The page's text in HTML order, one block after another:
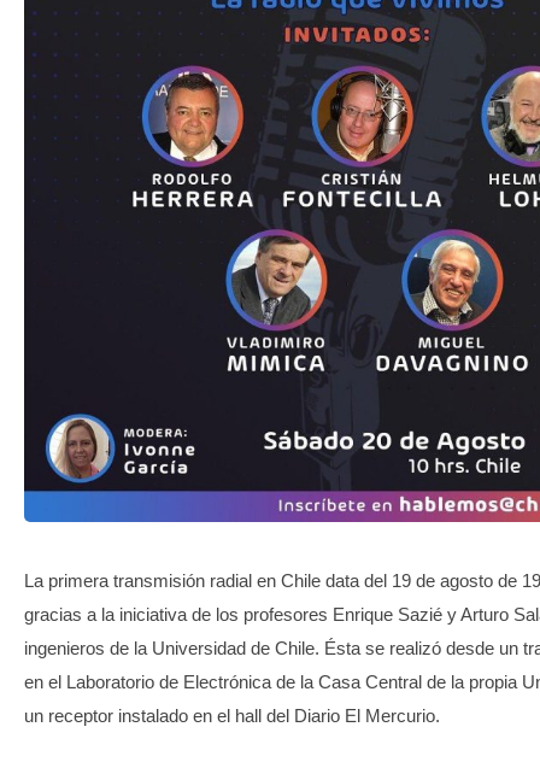
GALERIA DE FOTOS
APP MÓVIL
TRANSPARENCIA
La primera transmisión radial en Chile data del 19 de agosto de
gracias a la iniciativa de los profesores Enrique Sazié y Arturo
ingenieros de la Universidad de Chile. Ésta se realizó desde un
en el Laboratorio de Electrónica de la Casa Central de la propia
un receptor instalado en el hall del Diario El Mercurio.